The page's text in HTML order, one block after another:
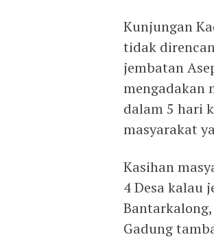
Kunjungan
tidak
jembatan
mengadakan
dalam 5 hari
masyarakat
Kasihan
4 Desa kalau
Gadung